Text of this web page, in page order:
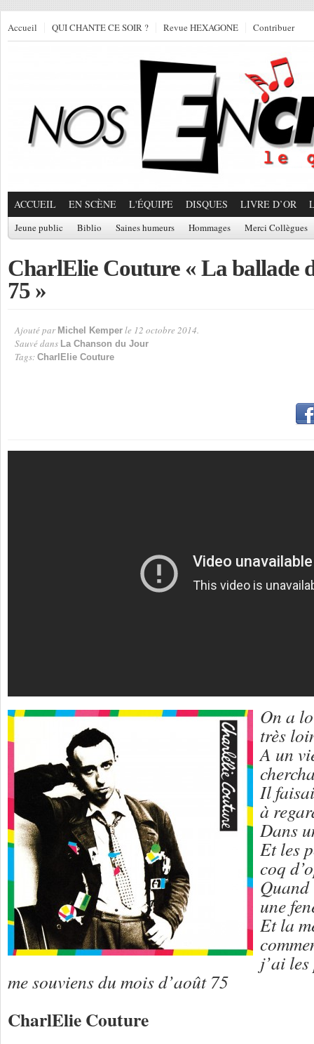
Accueil QUI CHANTE CE SOIR ? Revue HEXAGONE Contribuer
ACCUEIL EN SCÈNE L'ÉQUIPE DISQUES LIVRE D’OR
Jeune public Biblio Saines humeurs Hommages Merci Collègues
CharlElie Couture « La ballade
75 »
Ajouté par Michel Kemper le 12 octobre 2014.
Sauvé dans La Chanson du Jour
Tags: CharlElie Couture
On a
très
A un
Il
à
Dans
Et les
coq
Quand
une
Et la
j’ai
me souviens du mois d’août 75
CharlElie Couture